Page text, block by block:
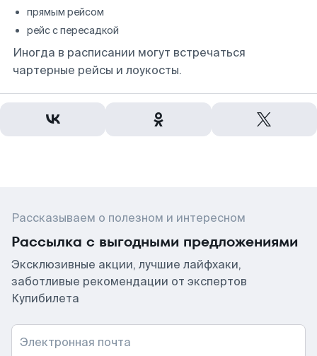
прямым рейсом
рейс с пересадкой
Иногда в расписании могут встречаться
чартерные рейсы и лоукосты.
Рассказываем о полезном и интересном
Рассылка с выгодными предложениями
Эксклюзивные акции, лучшие лайфхаки,
заботливые рекомендации от экспертов
Купибилета
Электронная почта